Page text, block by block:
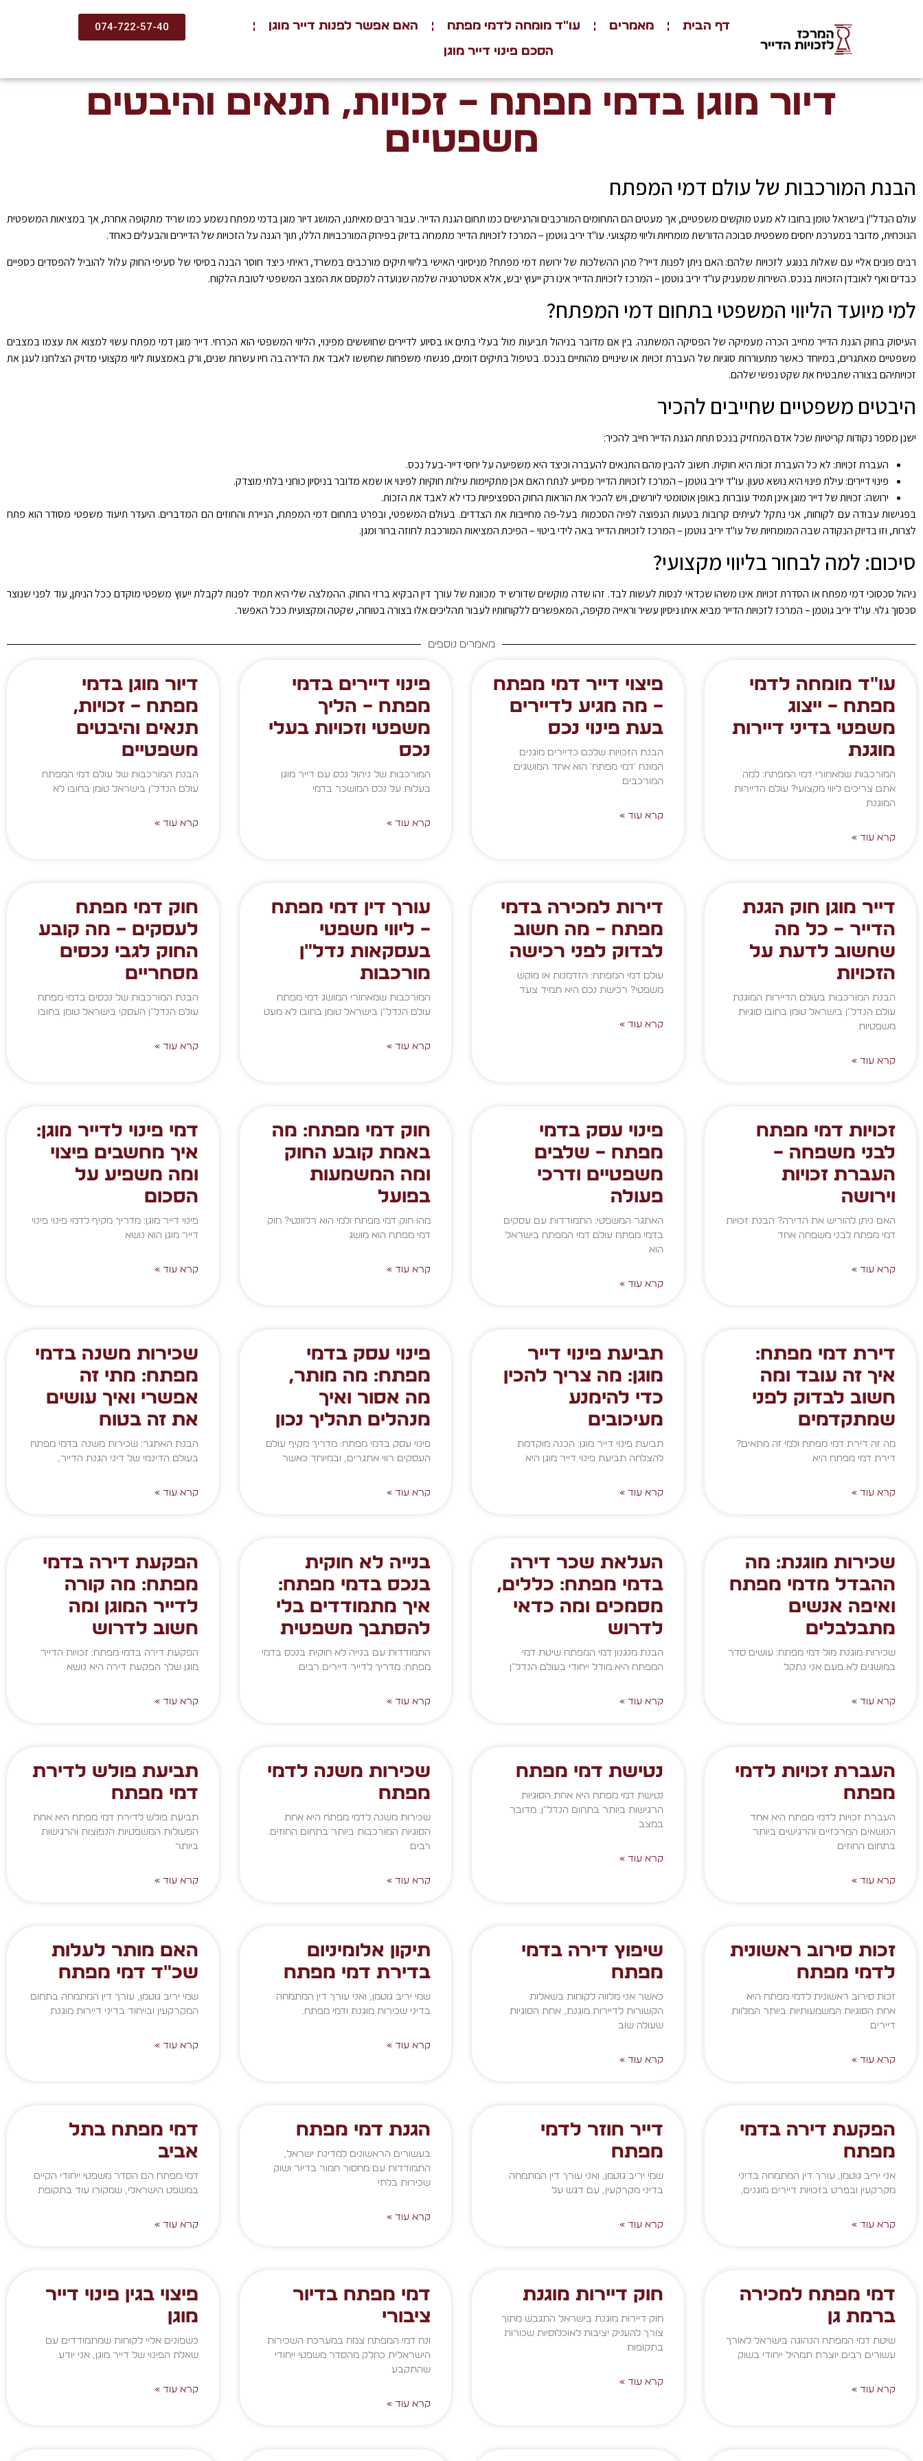
דף הבית מאמרים עו"ד מומחה לדמי מפתח האם אפשר לפנות דייר מוגן
הסכם פינוי דייר מוגן
074-722-57-40
דיור מוגן בדמי מפתח – זכויות, תנאים והיבטים
משפטיים
הבנת המורכבות של עולם דמי המפתח
עולם הנדל"ן בישראל טומן בחובו לא מעט מוקשים משפטיים, אך מעטים הם התחומים המורכבים והרגישים כמו תחום הגנת הדייר. עבור רבים מאיתנו, המושג דיור מוגן בדמי מפתח נשמע כמו שריד מתקופה אחרת, אך במציאות המשפטית
הנוכחית, מדובר במערכת יחסים משפטית סבוכה הדורשת מומחיות וליווי מקצועי. עו"ד יריב גוטמן – המרכז לזכויות הדייר מתמחה בדיוק בפירוק המורכבויות הללו, תוך הגנה על הזכויות של הדיירים והבעלים כאחד.
רבים פונים אליי עם שאלות בנוגע לזכויות שלהם: האם ניתן לפנות דייר? מהן ההשלכות של ירושת דמי מפתח? מניסיוני האישי בליווי תיקים מורכבים במשרד, ראיתי כיצד חוסר הבנה בסיסי של סעיפי החוק עלול להוביל להפסדים כספיים
כבדים ואף לאובדן הזכויות בנכס. השירות שמעניק עו"ד יריב גוטמן – המרכז לזכויות הדייר אינו רק ייעוץ יבש, אלא אסטרטגיה שלמה שנועדה למקסם את המצב המשפטי לטובת הלקוח.
למי מיועד הליווי המשפטי בתחום דמי המפתח?
העיסוק בחוק הגנת הדייר מחייב הכרה מעמיקה של הפסיקה המשתנה. בין אם מדובר בניהול תביעות מול בעלי בתים או בסיוע לדיירים שחוששים מפינוי, הליווי המשפטי הוא הכרחי. דייר מוגן דמי מפתח עשוי למצוא את עצמו במצבים
משפטיים מאתגרים, במיוחד כאשר מתעוררות סוגיות של העברת זכויות או שינויים מהותיים בנכס. בטיפול בתיקים דומים, פגשתי משפחות שחששו לאבד את הדירה בה חיו עשרות שנים, ורק באמצעות ליווי מקצועי מדויק הצלחנו לעגן את
זכויותיהם בצורה שתבטיח את שקט נפשי שלהם.
היבטים משפטיים שחייבים להכיר
ישנן מספר נקודות קריטיות שכל אדם המחזיק בנכס תחת הגנת הדייר חייב להכיר:
העברת זכויות: לא כל העברת זכות היא חוקית. חשוב להבין מהם התנאים להעברה וכיצד היא משפיעה על יחסי דייר-בעל נכס.
פינוי דיירים: עילת פינוי היא נושא טעון. עו"ד יריב גוטמן – המרכז לזכויות הדייר מסייע לנתח האם אכן מתקיימות עילות חוקיות לפינוי או שמא מדובר בניסיון כוחני בלתי מוצדק.
ירושה: זכויות של דייר מוגן אינן תמיד עוברות באופן אוטומטי ליורשים, ויש להכיר את הוראות החוק הספציפיות כדי לא לאבד את הזכות.
בפגישות עבודה עם לקוחות, אני נתקל לעיתים קרובות בטעות הנפוצה לפיה הסכמות בעל-פה מחייבות את הצדדים. בעולם המשפטי, ובפרט בתחום דמי המפתח, הניירת והחוזים הם המדברים. היעדר תיעוד משפטי מסודר הוא פתח
לצרות, וזו בדיוק הנקודה שבה המומחיות של עו"ד יריב גוטמן – המרכז לזכויות הדייר באה לידי ביטוי – הפיכת המציאות המורכבת לחוזה ברור ומגן.
סיכום: למה לבחור בליווי מקצועי?
ניהול סכסוכי דמי מפתח או הסדרת זכויות אינו משהו שכדאי לנסות לעשות לבד. זהו שדה מוקשים שדורש יד מכוונת של עורך דין הבקיא ברזי החוק. ההמלצה שלי היא תמיד לפנות לקבלת ייעוץ משפטי מוקדם ככל הניתן, עוד לפני שנוצר
סכסוך גלוי. עו"ד יריב גוטמן – המרכז לזכויות הדייר מביא איתו ניסיון עשיר וראייה מקיפה, המאפשרים ללקוחותיו לעבור תהליכים אלו בצורה בטוחה, שקטה ומקצועית ככל האפשר.
מאמרים נוספים
עו"ד מומחה לדמי
מפתח – ייצוג
משפטי בדיני דיירות
מוגנת
המורכבות שמאחורי דמי המפתח: למה
אתם צריכים ליווי מקצועי? עולם הדיירות
המוגנת
קרא עוד »
פיצוי דייר דמי מפתח
– מה מגיע לדיירים
בעת פינוי נכס
הבנת הזכויות שלכם כדיירים מוגנים
המונח 'דמי מפתח' הוא אחד המושגים
המורכבים
קרא עוד »
פינוי דיירים בדמי
מפתח – הליך
משפטי וזכויות בעלי
נכס
המורכבות של ניהול נכס עם דייר מוגן
בעלות על נכס המושכר בדמי
קרא עוד »
דיור מוגן בדמי
מפתח – זכויות,
תנאים והיבטים
משפטיים
הבנת המורכבות של עולם דמי המפתח
עולם הנדל"ן בישראל טומן בחובו לא
קרא עוד »
דייר מוגן חוק הגנת
הדייר – כל מה
שחשוב לדעת על
הזכויות
הבנת המורכבות בעולם הדיירות המוגנת
עולם הנדל"ן בישראל טומן בחובו סוגיות
משפטיות
קרא עוד »
דירות למכירה בדמי
מפתח – מה חשוב
לבדוק לפני רכישה
עולם דמי המפתח: הזדמנות או מוקש
משפטי? רכישת נכס היא תמיד צעד
קרא עוד »
עורך דין דמי מפתח
– ליווי משפטי
בעסקאות נדל״ן
מורכבות
המורכבות שמאחורי המושג דמי מפתח
עולם הנדל"ן בישראל טומן בחובו לא מעט
קרא עוד »
חוק דמי מפתח
לעסקים – מה קובע
החוק לגבי נכסים
מסחריים
הבנת המורכבות של נכסים בדמי מפתח
עולם הנדל"ן העסקי בישראל טומן בחובו
קרא עוד »
זכויות דמי מפתח
לבני משפחה –
העברת זכויות
וירושה
האם ניתן להוריש את הדירה? הבנת זכויות
דמי מפתח לבני משפחה אחד
קרא עוד »
פינוי עסק בדמי
מפתח – שלבים
משפטיים ודרכי
פעולה
האתגר המשפטי: התמודדות עם עסקים
בדמי מפתח עולם דמי המפתח בישראל
הוא
קרא עוד »
חוק דמי מפתח: מה
באמת קובע החוק
ומה המשמעות
בפועל
מהו חוק דמי מפתח ולמי הוא רלוונטי? חוק
דמי מפתח הוא מושג
קרא עוד »
דמי פינוי לדייר מוגן:
איך מחשבים פיצוי
ומה משפיע על
הסכום
פינוי דייר מוגן: מדריך מקיף לדמי פינוי פינוי
דייר מוגן הוא נושא
קרא עוד »
דירת דמי מפתח:
איך זה עובד ומה
חשוב לבדוק לפני
שמתקדמים
מה זה דירת דמי מפתח ולמי זה מתאים?
דירת דמי מפתח היא
קרא עוד »
תביעת פינוי דייר
מוגן: מה צריך להכין
כדי להימנע
מעיכובים
תביעת פינוי דייר מוגן: הכנה מוקדמת
להצלחה תביעת פינוי דייר מוגן היא
קרא עוד »
פינוי עסק בדמי
מפתח: מה מותר,
מה אסור ואיך
מנהלים תהליך נכון
פינוי עסק בדמי מפתח: מדריך מקיף עולם
העסקים רווי אתגרים, ובמיוחד כאשר
קרא עוד »
שכירות משנה בדמי
מפתח: מתי זה
אפשרי ואיך עושים
את זה בטוח
הבנת האתגר: שכירות משנה בדמי מפתח
בעולם הדינמי של דיני הגנת הדייר,
קרא עוד »
שכירות מוגנת: מה
ההבדל מדמי מפתח
ואיפה אנשים
מתבלבלים
שכירות מוגנת מול דמי מפתח: עושים סדר
במושגים לא פעם אני נתקל
קרא עוד »
העלאת שכר דירה
בדמי מפתח: כללים,
מסמכים ומה כדאי
לדרוש
הבנת מנגנון דמי המפתח שיטת דמי
המפתח היא מודל ייחודי בעולם הנדל"ן
קרא עוד »
בנייה לא חוקית
בנכס בדמי מפתח:
איך מתמודדים בלי
להסתבך משפטית
התמודדות עם בנייה לא חוקית בנכס בדמי
מפתח: מדריך לדייר דיירים רבים
קרא עוד »
הפקעת דירה בדמי
מפתח: מה קורה
לדייר המוגן ומה
חשוב לדרוש
הפקעת דירה בדמי מפתח: זכויות הדייר
מוגן שלך הפקעת דירה היא נושא
קרא עוד »
העברת זכויות לדמי
מפתח
העברת זכויות לדמי מפתח היא אחד
הנושאים המרכזיים והרגישים ביותר
בתחום החוזים
קרא עוד »
נטישת דמי מפתח
נטישת דמי מפתח היא אחת הסוגיות
הרגישות ביותר בתחום הנדל"ן. מדובר
במצב
קרא עוד »
שכירות משנה לדמי
מפתח
שכירות משנה לדמי מפתח היא אחת
הסוגיות המורכבות ביותר בתחום החוזים.
רבים
קרא עוד »
תביעת פולש לדירת
דמי מפתח
תביעת פולש לדירת דמי מפתח היא אחת
הפעולות המשפטיות הנפוצות והרגישות
ביותר
קרא עוד »
זכות סירוב ראשונית
לדמי מפתח
זכות סירוב ראשונית לדמי מפתח היא
אחת הסוגיות המשמעותיות ביותר המלוות
דיירים
קרא עוד »
שיפוץ דירה בדמי
מפתח
כאשר אני מלווה לקוחות בשאלות
הקשורות לדיירות מוגנת, אחת הסוגיות
שעולה שוב
קרא עוד »
תיקון אלומיניום
בדירת דמי מפתח
שמי יריב גוטמן, ואני עורך דין המתמחה
בדיני שכירות מוגנת ודמי מפתח.
קרא עוד »
האם מותר לעלות
שכ"ד דמי מפתח
שמי יריב גוטמן, עורך דין המתמחה בתחום
המקרקעין ובייחוד בדיני דיירות מוגנת
קרא עוד »
הפקעת דירה בדמי
מפתח
אני יריב גוטמן, עורך דין המתמחה בדיני
מקרקעין ובפרט בזכויות דיירים מוגנים,
קרא עוד »
דייר חוזר לדמי
מפתח
שמי יריב גוטמן, ואני עורך דין המתמחה
בדיני מקרקעין, עם דגש על
קרא עוד »
הגנת דמי מפתח
בעשורים הראשונים למדינת ישראל,
התמודדות עם מחסור חמור בדיור ושוק
שכירות בלתי
קרא עוד »
דמי מפתח בתל
אביב
דמי מפתח הם הסדר משפטי ייחודי הקיים
במשפט הישראלי, שמקורו עוד בתקופת
קרא עוד »
דמי מפתח למכירה
ברמת גן
שיטת דמי המפתח הנהוגה בישראל לאורך
עשורים רבים יוצרת תמהיל ייחודי בשוק
קרא עוד »
חוק דיירות מוגנת
חוק דיירות מוגנת בישראל התגבש מתוך
צורך להעניק יציבות לאוכלוסיות שכורות
בתקופות
קרא עוד »
דמי מפתח בדיור
ציבורי
ונח דמי המפתח צמח במערכת השכירות
הישראלית כחלק מהסדר משפטי ייחודי
שהתקבע
קרא עוד »
פיצוי בגין פינוי דייר
מוגן
כשפונים אליי לקוחות שמתמודדים עם
שאלת הפינוי של דייר מוגן, אני יודע
קרא עוד »